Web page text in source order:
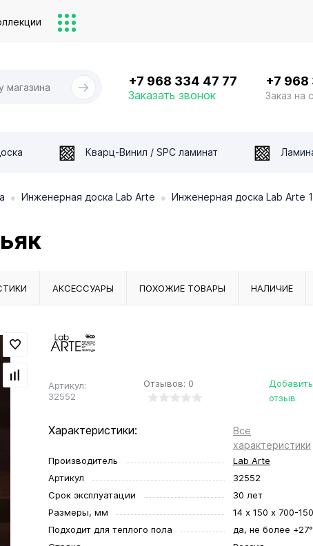
+7 968 334 47 77
Заказать звонок
+7 968
Заказ на
Кварц-Винил / SPC ламинат
• Инженерная доска Lab Arte • Инженерная доска Lab Arte
АКСЕССУАРЫ ПОХОЖИЕ ТОВАРЫ НАЛИЧИЕ
Отзывов: 0
Добавить
отзыв
Артикул:
32552
Характеристики:
Все
характеристики
Производитель
Lab Arte
Артикул
32552
Срок эксплуатации
30 лет
Размеры, мм
14 х 150 х 700-
Подходит для теплого пола
да, не более